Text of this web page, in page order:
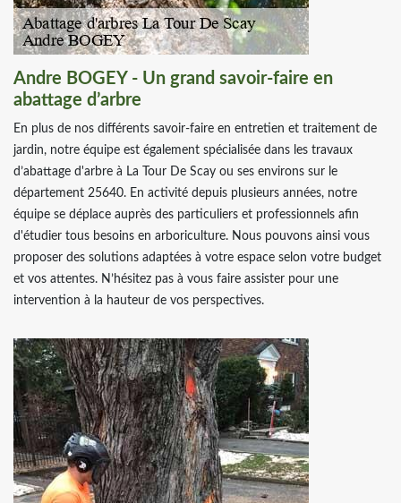
Andre BOGEY - Un grand savoir-faire en
abattage d’arbre
En plus de nos différents savoir-faire en entretien et traitement de
jardin, notre équipe est également spécialisée dans les travaux
d’abattage d'arbre à La Tour De Scay ou ses environs sur le
département 25640. En activité depuis plusieurs années, notre
équipe se déplace auprès des particuliers et professionnels afin
d'étudier tous besoins en arboriculture. Nous pouvons ainsi vous
proposer des solutions adaptées à votre espace selon votre budget
et vos attentes. N’hésitez pas à vous faire assister pour une
intervention à la hauteur de vos perspectives.